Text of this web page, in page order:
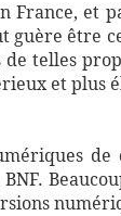
France, et
être
telles
et plus